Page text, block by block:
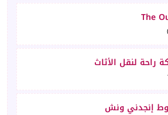
راحة لنقل الأثاث
إنجدني ونش